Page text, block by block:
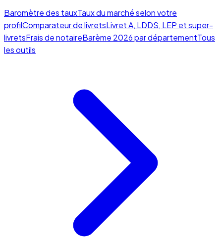
Baromètre des tauxTaux du marché selon votre
profilComparateur de livretsLivret A, LDDS, LEP et super-
livretsFrais de notaireBarème 2026 par départementTous
les outils